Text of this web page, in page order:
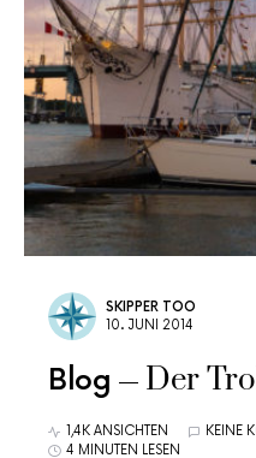
SKIPPER TOO
10. JUNI 2014
Blog Der
1,4K ANSICHTEN
KEINE
4 MINUTEN LESEN